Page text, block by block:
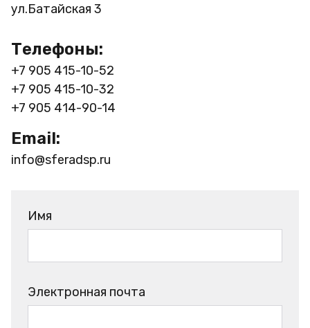
ул.Батайская 3
Телефоны:
+7 905 415-10-52
+7 905 415-10-32
+7 905 414-90-14
Email:
info@sferadsp.ru
Имя
Электронная почта